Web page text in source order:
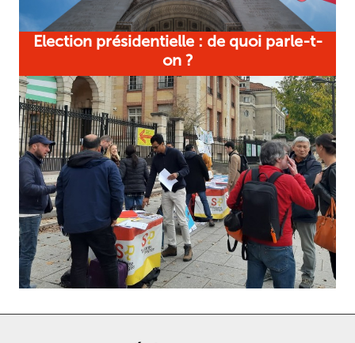
Election présidentielle : de quoi parle-t-
on ?